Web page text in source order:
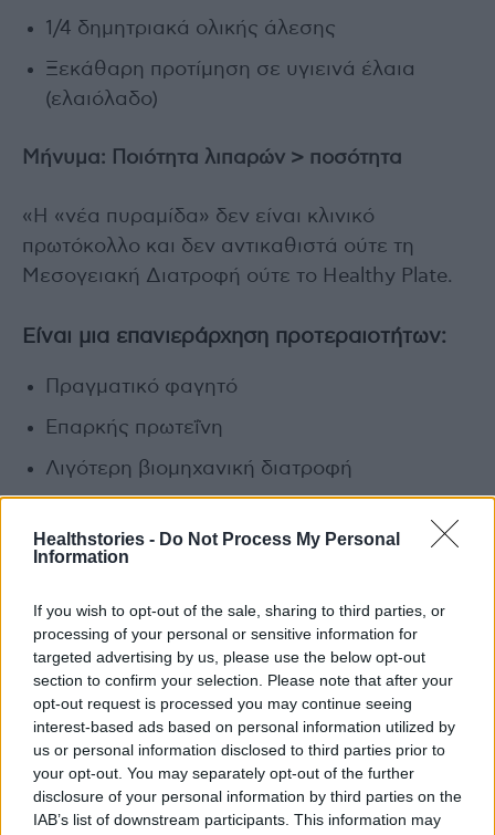
Healthstories - Do Not Process My Personal
Information
If you wish to opt-out of the sale, sharing to third parties, or
processing of your personal or sensitive information for
targeted advertising by us, please use the below opt-out
section to confirm your selection. Please note that after your
opt-out request is processed you may continue seeing
interest-based ads based on personal information utilized by
us or personal information disclosed to third parties prior to
your opt-out. You may separately opt-out of the further
disclosure of your personal information by third parties on the
IAB’s list of downstream participants. This information may
1/4 δημητριακά ολικής άλεσης
Ξεκάθαρη προτίμηση σε υγιεινά έλαια
(ελαιόλαδο)
Μήνυμα: Ποιότητα λιπαρών > ποσότητα
«Η «νέα πυραμίδα» δεν είναι κλινικό
πρωτόκολλο και δεν αντικαθιστά ούτε τη
Μεσογειακή Διατροφή ούτε το Healthy Plate.
Είναι μια επανιεράρχηση προτεραιοτήτων:
Πραγματικό φαγητό
Επαρκής πρωτεΐνη
Λιγότερη βιομηχανική διατροφή
Η εφαρμογή της πρέπει να εξατομικεύεται,
ειδικά σε κλινικά περιστατικά», καταλήγει ο κ.
photo shutterstock
Διαβάστε επίσης
Οι πειρασμοί της Τσικνοπέμπτης και πώς θα
τους ελέγξουμε